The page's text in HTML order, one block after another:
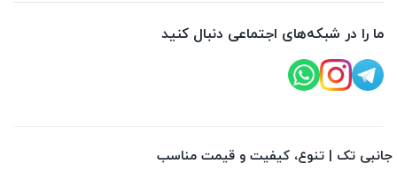
ما را در شبکه‌های اجتماعی دنبال کنید
جانبی تک | تنوع، کیفیت و قیمت مناسب